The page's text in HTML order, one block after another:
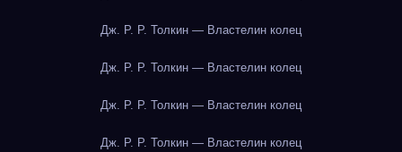
Дж. Р. Р. Толкин — Властелин колец
Дж. Р. Р. Толкин — Властелин колец
Дж. Р. Р. Толкин — Властелин колец
Дж. Р. Р. Толкин — Властелин колец